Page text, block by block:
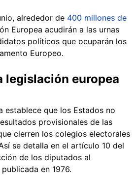
alrededor de 400 millones de
Europea acudirán a las urnas
políticos que ocuparán los
Europeo.
legislación europea
establece que los Estados no
provisionales de las
cierren los colegios electorales
se detalla en el artículo 10 del
de los diputados al
en 1976.